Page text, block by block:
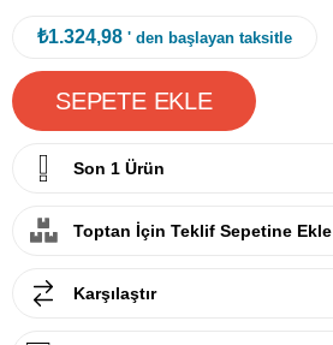
₺1.324,98 ' den başlayan taksitle
Son 1 Ürün
Toptan İçin Teklif Sepetine Ekle
Karşılaştır